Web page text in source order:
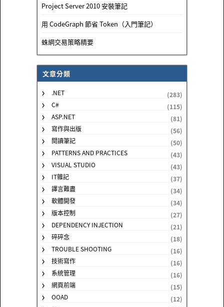
Project Server 2010 安裝筆記
用 CodeGraph 節省 Token（入門筆記）
蛛網交易策略精要
文章分類
.NET
(283)
C#
(115)
ASP.NET
(81)
寫作與出版
(56)
閱讀筆記
(50)
PATTERNS AND PRACTICES
(43)
VISUAL STUDIO
(43)
IT雜記
(37)
譯言難盡
(34)
軟體開發
(34)
版本控制
(27)
DEPENDENCY INJECTION
(21)
碎碎念
(18)
TROUBLE SHOOTING
(16)
技術寫作
(16)
系統管理
(16)
網頁前端
(15)
OOAD
(12)